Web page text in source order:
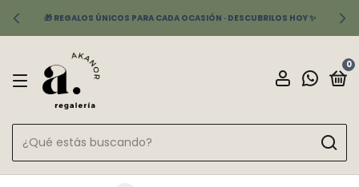
🎁 REGALOS ÚNICOS PARA CADA OCASIÓN · DESCUBRILOS HOY ✨
0